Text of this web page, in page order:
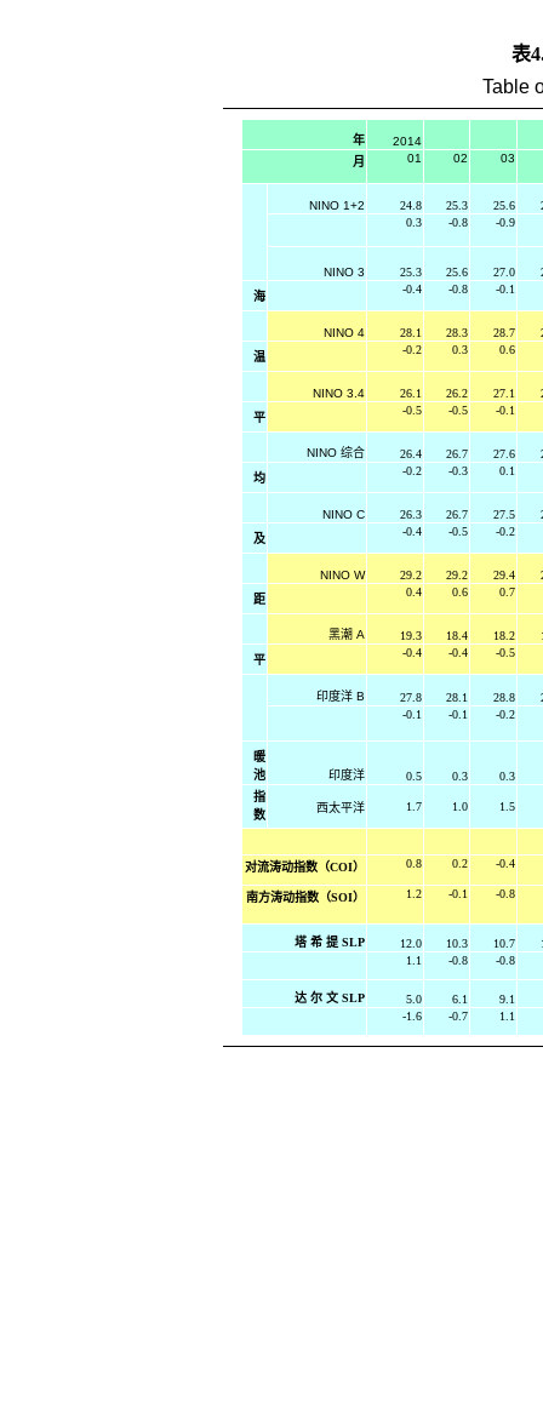
表
Table
年
2014
月
01 02 03
NINO 1+2 24.8 25.3 25.6
0.3
-0.8 -0.9
NINO 3 25.3 25.6 27.0
海
-0.4 -0.8 -0.1
NINO 4 28.1 28.3 28.7
温
-0.2 0.3 0.6
NINO 3.4 26.1 26.2 27.1
平
-0.5 -0.5 -0.1
NINO 综合 26.4 26.7 27.6
均
-0.2 -0.3 0.1
NINO C 26.3 26.7 27.5
及
-0.4 -0.5 -0.2
NINO W 29.2 29.2 29.4
距
0.4 0.6 0.7
黑潮 A 19.3 18.4 18.2
平
-0.4 -0.4 -0.5
印度洋 B 27.8 28.1 28.8
-0.1
-0.1 -0.2
暖
池
印度洋 0.5 0.3
0.3
指
数
西太平洋 1.7 1.0 1.5
对流涛动指数（COI） 0.8 0.2 -0.4
南方涛动指数（SOI） 1.2 -0.1 -0.8
塔 希 提 SLP 12.0 10.3 10.7
1.1
-0.8 -0.8
达 尔 文 SLP 5.0 6.1
9.1
-1.6
-0.7 1.1